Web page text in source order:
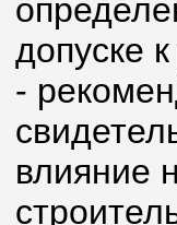
допуске
-
влияние